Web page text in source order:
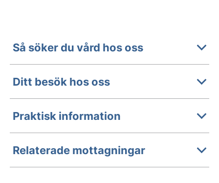
Så söker du vård hos oss
Ditt besök hos oss
Praktisk information
Relaterade mottagningar